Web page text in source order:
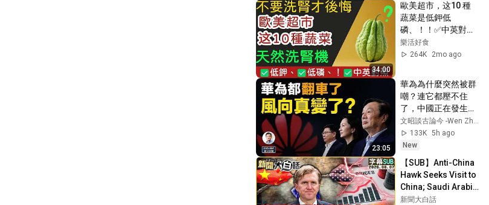
34:00
歐美超市，这10 種
蔬菜是低鉀低
磷、！！✅中英對照
採購指南！
樂活好食
264K
2mo ago
23:05
華為為什麼突然被群
嘲？連它都壓不住
了，中國正在發生什
麼（文昭談古論今
1737期）
文昭談古論今 -Wen Zhao Official
133K 5h ago
New
【SUB】Anti-China
Hawk Seeks Visit to
China; Saudi Arabia
Suddenly Breaks
新聞大白話